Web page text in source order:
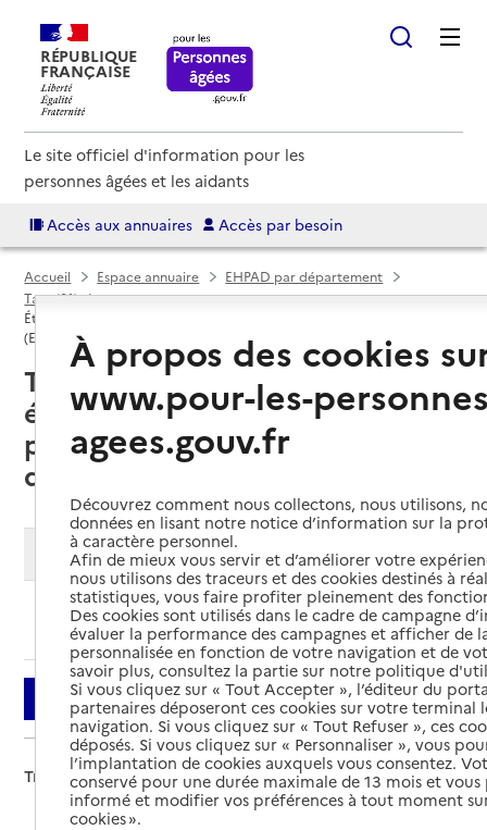
RÉPUBLIQUE
FRANÇAISE
Le site officiel d'information pour les
personnes âgées et les aidants
Accès aux annuaires Accès par besoin
Accueil Espace annuaire
EHPAD par département
Tarn (81)
Établissement d'hébergement pour personnes âgées dépendantes
(EHPAD)
Trébas (81340) : liste des
établissements d'hébergement
pour personnes âgées
dépendantes (EHPAD)
Modifier ma recherche
Ajouter cette recherche aux favoris
Filtrer
Trier par :
À propos des cookies
www.pour-les-
agees.gouv.fr
Découvrez comment nous collectons, nous utilisons,
données en lisant notre notice d’information sur la
à caractère personnel.
Afin de mieux vous servir et d’améliorer votre
nous utilisons des traceurs et des cookies destinés à
statistiques, vous faire profiter pleinement des
Des cookies sont utilisés dans le cadre de campagne
évaluer la performance des campagnes et afficher de
personnalisée en fonction de votre navigation et de
savoir plus, consultez la partie sur notre politique
Si vous cliquez sur « Tout Accepter », l’éditeur du
partenaires déposeront ces cookies sur votre terminal
navigation. Si vous cliquez sur « Tout Refuser », ces
déposés. Si vous cliquez sur « Personnaliser », vous
l’implantation de cookies auxquels vous consentez.
conservé pour une durée maximale de 13 mois et
informé et modifier vos préférences à tout moment
cookies ».